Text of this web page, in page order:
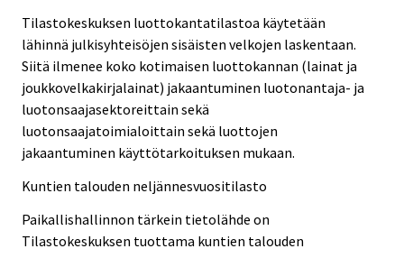
Tilastokeskuksen luottokantatilastoa käytetään
lähinnä julkisyhteisöjen sisäisten velkojen laskentaan.
Siitä ilmenee koko kotimaisen luottokannan (lainat ja
joukkovelkakirjalainat) jakaantuminen luotonantaja- ja
luotonsaajasektoreittain sekä
luotonsaajatoimialoittain sekä luottojen
jakaantuminen käyttötarkoituksen mukaan.
Kuntien talouden neljännesvuositilasto
Paikallishallinnon tärkein tietolähde on
Tilastokeskuksen tuottama kuntien talouden